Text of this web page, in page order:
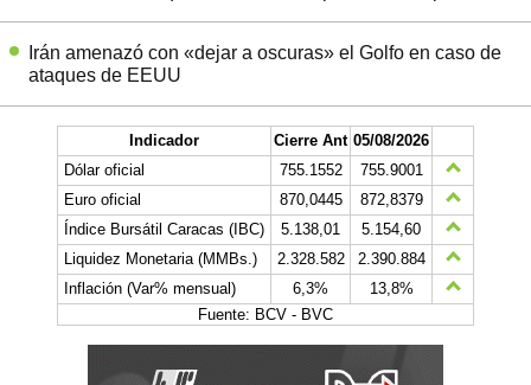
Irán amenazó con «dejar a oscuras» el Golfo en caso de
ataques de EEUU
Indicador Cierre Ant 05/08/2026
Dólar oficial
755.1552
755.9001
Euro oficial
870,0445
872,8379
Índice Bursátil Caracas (IBC)
5.138,01
5.154,60
Liquidez Monetaria (MMBs.)
2.328.582
2.390.884
Inflación (Var% mensual)
6,3%
13,8%
Fuente: BCV - BVC